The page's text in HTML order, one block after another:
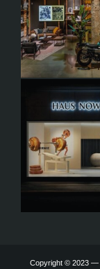
Copyright © 2023 —